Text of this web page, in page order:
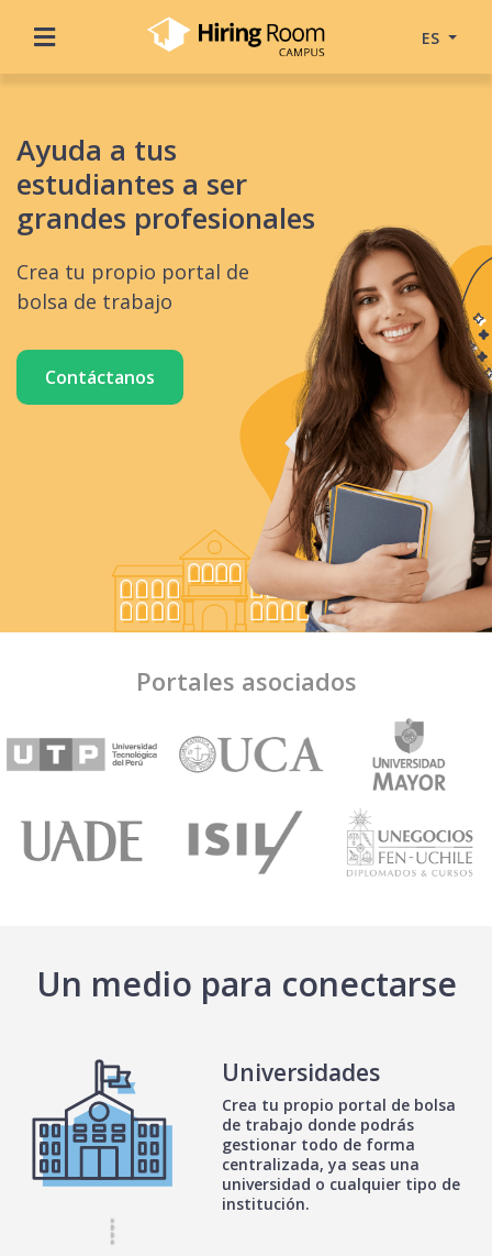
ES
Ayuda a tus
estudiantes a ser
grandes profesionales
Crea tu propio portal de
bolsa de trabajo
Contáctanos
Portales asociados
Un medio para conectarse
Universidades
Crea tu propio portal de bolsa
de trabajo donde podrás
gestionar todo de forma
centralizada, ya seas una
universidad o cualquier tipo de
institución.